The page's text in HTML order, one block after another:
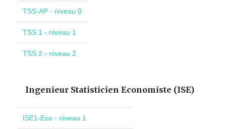
TSS-AP - niveau 0
TSS 1 - niveau 1
TSS 2 - niveau 2
Ingenieur Statisticien Economiste (ISE)
ISE1-Eco - niveau 1